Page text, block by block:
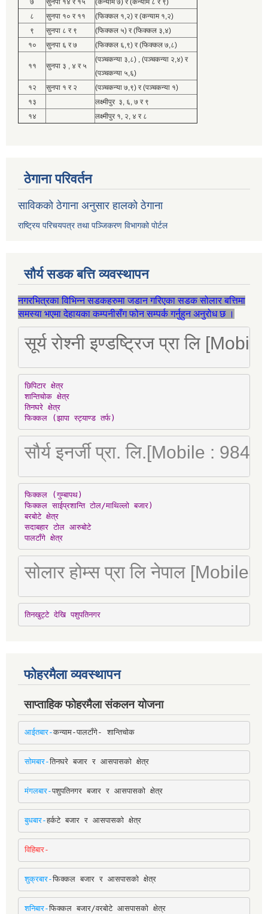
७ सुनपा १४ र १५
(कन्याम ७) र (कन्याम ८ र ९)
८
सुनपा १० र ११
(फिक्कल १,२) र (कन्याम १,२)
९
सुनपा ८ र ९
(फिक्कल ५) र (फिक्कल ३,४)
१०
सुनपा ६ र ७ (फिक्कल ६,९) र (फिक्कल ७,८)
११ सुनपा ३ , ४ र ५
(पञ्चकन्या ३,८) , (पञ्चकन्या २,४) र
(पञ्चकन्या ५,६)
१२
सुनपा १ र २
(पञ्चकन्या ७,९) र (पञ्चकन्या १)
१३
लक्ष्मीपुर ३, ६, ७ र ९
१४
लक्ष्मीपुर १, २, ४ र ८
ठेगाना परिवर्तन
साविकको ठेगाना अनुसार हालको ठेगाना
राष्ट्रिय परिचयपत्र तथा पञ्जिकरण विभागको पोर्टल
सौर्य सडक बत्ति व्यवस्थापन
नगरभित्रका विभिन्न सडकहरुमा जडान गरिएका सडक सोलार बत्तिमा
समस्या भएमा देहायका कम्पनीसँग फोन सम्पर्क गर्नुहुन अनुरोध छ ।
सूर्य रोश्नी इण्डष्ट्रिज प्रा लि
छिपिटार क्षेत्र
शान्तिचोक क्षेत्र
तिनघरे क्षेत्र
फिक्कल (झापा स्ट्याण्ड तर्फ)
सौर्य इनर्जी प्रा. लि.[Mobile :
फिक्कल (गुम्बापथ)
फिक्कल साईप्रशान्ति टोल/माथिल्लो बजार)
बरबोटे क्षेत्र
सदाबहार टोल आरुबोटे
पालटाँगे क्षेत्र
सोलार होम्स प्रा लि नेपाल [Mobile
तिनखुट्टे देखि पशुपतिनगर
फोहरमैला व्यवस्थापन
साप्ताहिक फोहरमैला संकलन योजना
आईतबार-कन्याम-पालटाँगे- शान्तिचोक
सोमबार-तिनघरे बजार र आसपासको क्षेत्र
मंगलबार-पशुपतिनगर बजार र आसपासको क्षेत्र
बुधबार-हर्कटे बजार र आसपासको क्षेत्र
विहिबार-
शुक्रबार-फिक्कल बजार र आसपासको क्षेत्र
शनिबार-फिक्कल बजार/वरबोटे आसपासको क्षेत्र